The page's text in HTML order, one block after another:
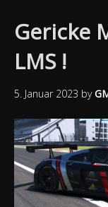
Gericke
LMS !
5. Januar 2023 by